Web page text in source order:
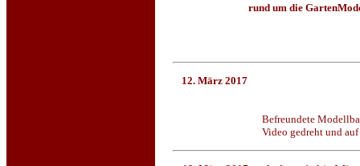
rund um die
12. März 2017
Befreundete
Video gedreht und